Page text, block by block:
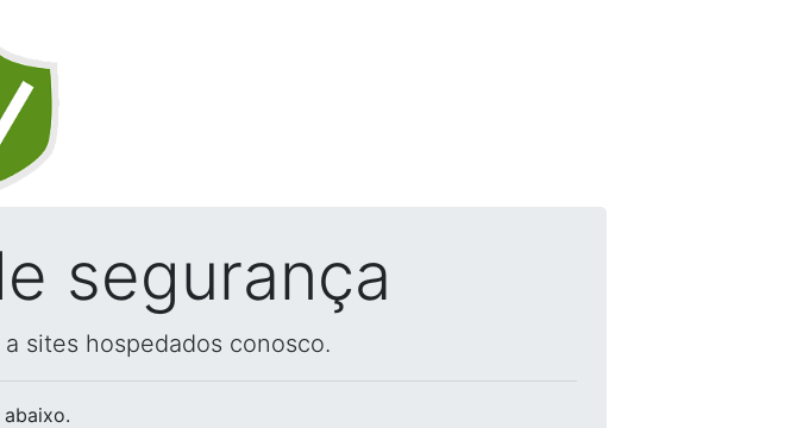
segurança
sites hospedados conosco.